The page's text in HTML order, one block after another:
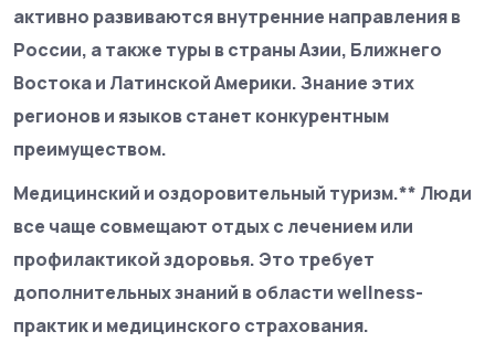
активно развиваются внутренние направления в
России, а также туры в страны Азии, Ближнего
Востока и Латинской Америки. Знание этих
регионов и языков станет конкурентным
преимуществом.
Медицинский и оздоровительный туризм.** Люди
все чаще совмещают отдых с лечением или
профилактикой здоровья. Это требует
дополнительных знаний в области wellness-
практик и медицинского страхования.